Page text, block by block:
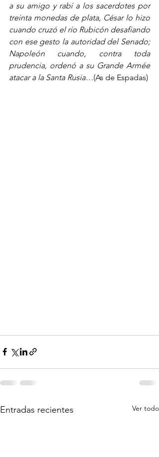
a su amigo y rabí a los sacerdotes por
treinta monedas de plata, César lo hizo
cuando cruzó el río Rubicón desafiando
con ese gesto la autoridad del Senado;
Napoleón cuando, contra toda
prudencia, ordenó a su Grande Armée
atacar a la Santa Rusia…(As de Espadas)
Entradas recientes Ver todo